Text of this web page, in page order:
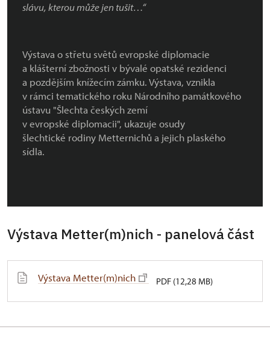
slávu, kterou může jen tušit…“
Výstava o střetu světů evropské diplomacie
a klášterní zbožnosti v bývalé opatské rezidenci
a pozdějším knížecím zámku. Výstava, vznikla
v rámci tematického roku Národního památkového
ústavu "Šlechta českých zemí
v evropské diplomacii", ukazuje osudy
šlechtické rodiny Metternichů a jejich plaského
sídla.
Výstava Metter(m)nich - panelová část
Výstava Metter(m)nich PDF (12,28 MB)